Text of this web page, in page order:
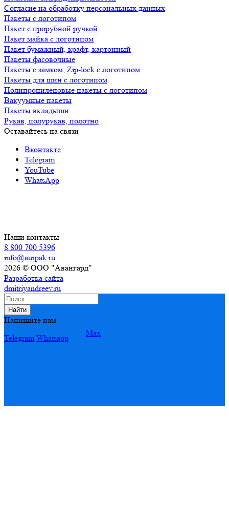
Согласие на обработку персональных данных
Пакеты с логотипом
Пакет с прорубной ручкой
Пакет майка с логотипом
Пакет бумажный, крафт, картонный
Пакеты фасовочные
Пакеты с замком, Zip-lock с логотипом
Пакеты для шин с логотипом
Полипропиленовые пакеты с логотипом
Вакуумные пакеты
Пакеты вкладыши
Рукав, полурукав, полотно
Оставайтесь на связи
Вконтакте
Telegram
YouTube
WhatsApp
Наши контакты
8 800 700 5396
info@aurpak.ru
2026 © ООО "Авангард"
Разработка сайта
dmitriyandreev.ru
Найти
Напишите нам
Telegram Whatsapp
Max